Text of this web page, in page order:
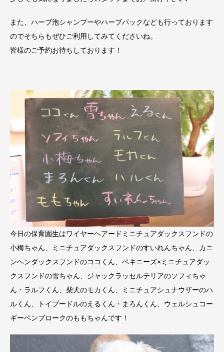
また、ハーブ泡シャンプーやハーブパックなども行っております
のでそちらもぜひご利用してみてくださいね。
皆様のご予約お待ちしております！
今日の保育園生はワイヤーヘアードミニチュアダックスフンドの
小梅ちゃん、ミニチュアダックスフンドのすいれんちゃん、カニ
ンヘンダックスフンドのココくん、ペキニーズ×ミニチュアダッ
クスフンドの雪ちゃん、ジャックラッセルテリアのソフィちゃ
ん・ラルフくん、柴犬のモカくん、ミニチュアシュナウザーのハ
ルくん、トイプードルのえるくん・まろんくん、ウェルシュコー
ギーペンブロークのももちゃんです！